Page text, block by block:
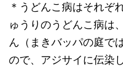
＊うどんこ病はそれぞ
ゅうりのうどんこ病は
ん（まきバッパの庭で
ので、アジサイに伝染